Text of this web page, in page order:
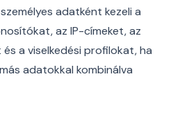
adatként kezeli a
az IP-címeket, az
a viselkedési profilokat, ha
adatokkal kombinálva